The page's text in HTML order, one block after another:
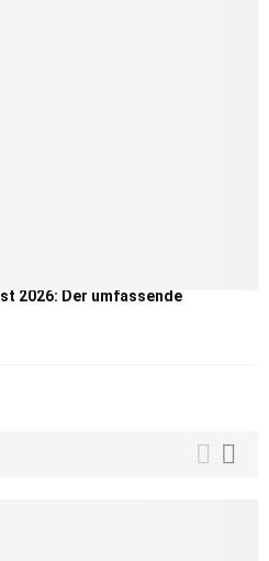
2026: Der umfassende